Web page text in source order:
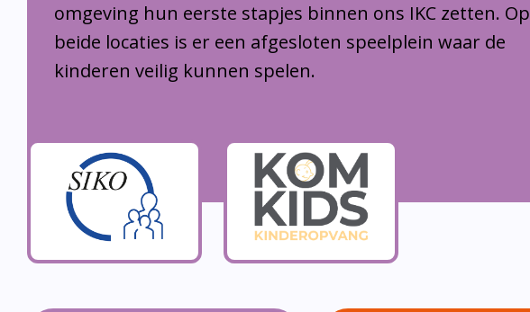
omgeving hun eerste stapjes binnen ons IKC zetten. Op
beide locaties is er een afgesloten speelplein waar de
kinderen veilig kunnen spelen.